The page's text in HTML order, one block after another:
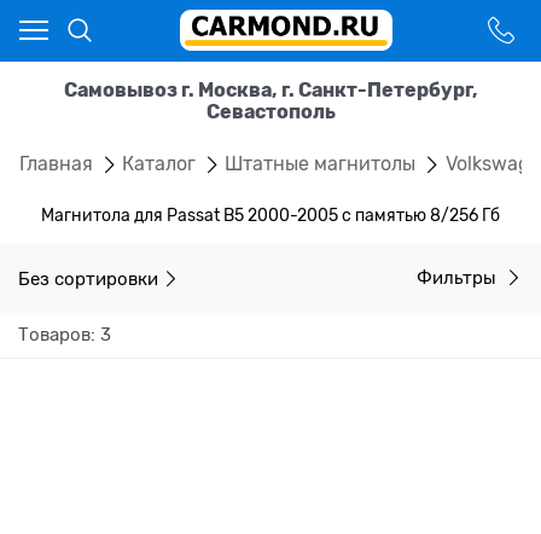
Самовывоз г. Москва, г. Санкт-Петербург,
Севастополь
Главная Каталог Штатные магнитолы
Магнитола для Passat B5 2000-2005 с памятью 8/256 Гб
Без сортировки Фильтры
Товаров: 3